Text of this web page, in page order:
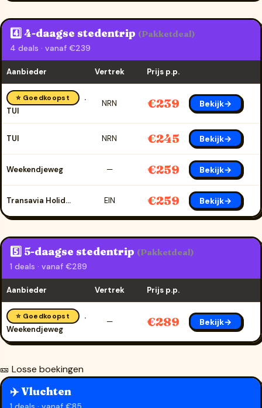
4️⃣ 4-daagse stedentrip (Pakketdeal)
4 deals · vanaf €239
Aanbieder Vertrek Prijs p.p.
⭐ Goedkoopst
TUI
NRN €239 Bekijk→
TUI NRN €245 Bekijk→
Weekendjeweg — €259 Bekijk→
Transavia Holidays EIN €259 Bekijk→
5️⃣ 5-daagse stedentrip (Pakketdeal)
1 deals · vanaf €289
Aanbieder Vertrek Prijs p.p.
⭐ Goedkoopst
Weekendjeweg
— €289 Bekijk→
🎫 Losse boekingen
✈️ Vluchten